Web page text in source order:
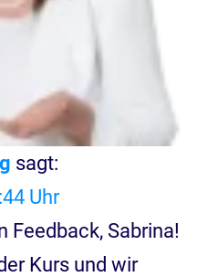
sagt:
Uhr
Feedback, Sabrina!
Kurs und wir